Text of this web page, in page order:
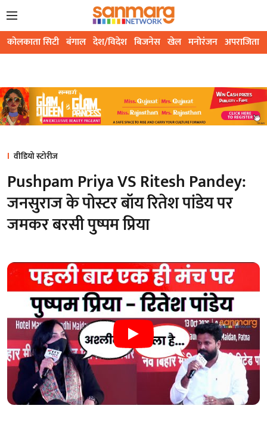
कोलकाता सिटी बंगाल देश/विदेश बिजनेस खेल मनोरंजन अपराजिता
वीडियो स्टोरीज
Pushpam Priya VS Ritesh Pandey:
जनसुराज के पोस्टर बॉय रितेश पांडेय पर
जमकर बरसी पुष्पम प्रिया